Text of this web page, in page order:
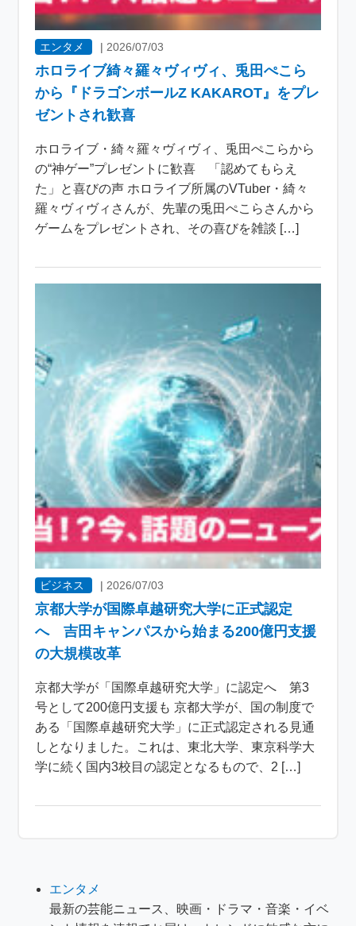
エンタメ | 2026/07/03
ホロライブ綺々羅々ヴィヴィ、兎田ぺこら
から『ドラゴンボールZ KAKAROT』をプレ
ゼントされ歓喜
ホロライブ・綺々羅々ヴィヴィ、兎田ぺこらから
の“神ゲー”プレゼントに歓喜 「認めてもらえ
た」と喜びの声 ホロライブ所属のVTuber・綺々
羅々ヴィヴィさんが、先輩の兎田ぺこらさんから
ゲームをプレゼントされ、その喜びを雑談 […]
ビジネス |2026/07/03
京都大学が国際卓越研究大学に正式認定
へ 吉田キャンパスから始まる200億円支援
の大規模改革
京都大学が「国際卓越研究大学」に認定へ 第3
号として200億円支援も 京都大学が、国の制度で
ある「国際卓越研究大学」に正式認定される見通
しとなりました。これは、東北大学、東京科学大
学に続く国内3校目の認定となるもので、2 […]
エンタメ
最新の芸能ニュース、映画・ドラマ・音楽・イベ